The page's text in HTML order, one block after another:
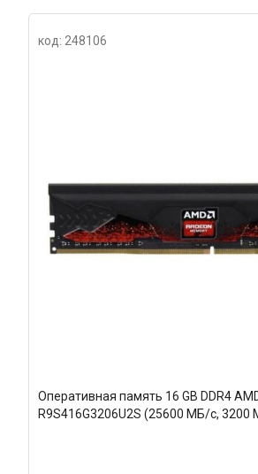
код: 248106
Оперативная память 16 GB DDR4
R9S416G3206U2S (25600 МБ/с, 3200